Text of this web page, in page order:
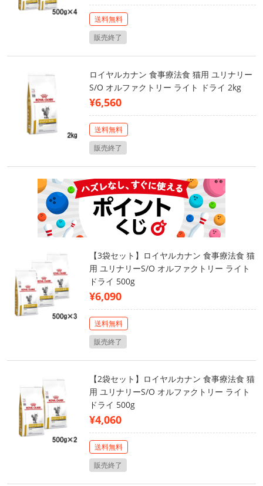
送料無料
販売終了
ロイヤルカナン 食事療法食 猫用 ユリナリー
S/O オルファクトリー ライト ドライ 2kg
¥6,560
送料無料
販売終了
【3袋セット】ロイヤルカナン 食事療法食 猫
用 ユリナリーS/O オルファクトリー ライト
ドライ 500g
¥6,090
送料無料
販売終了
【2袋セット】ロイヤルカナン 食事療法食 猫
用 ユリナリーS/O オルファクトリー ライト
ドライ 500g
¥4,060
送料無料
販売終了